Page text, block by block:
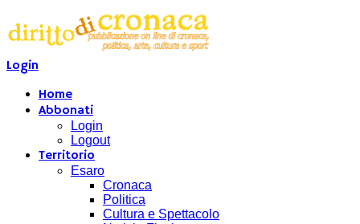
Login
Home
Abbonati
Login
Logout
Territorio
Esaro
Cronaca
Politica
Cultura e Spettacolo